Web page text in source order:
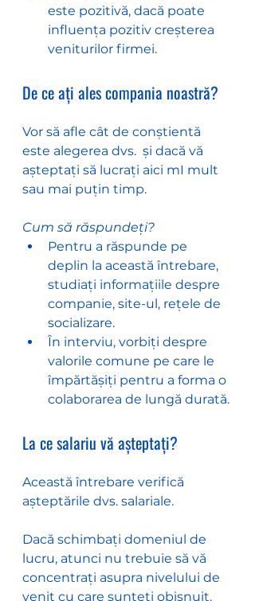
este pozitivă, dacă poate
influența pozitiv creșterea
veniturilor firmei.
De ce ați ales compania noastră?
Vor să afle cât de conștientă
este alegerea dvs.  și dacă vă
așteptați să lucrați aici mI mult
sau mai puțin timp.
Cum să răspundeți?
Pentru a răspunde pe
deplin la această întrebare,
studiați informațiile despre
companie, site-ul, rețele de
socializare.
În interviu, vorbiți despre
valorile comune pe care le
împărtășiți pentru a forma o
colaborarea de lungă durată.
La ce salariu vă așteptați?
Această întrebare verifică
așteptările dvs. salariale.
Dacă schimbați domeniul de
lucru, atunci nu trebuie să vă
concentrați asupra nivelului de
venit cu care sunteți obișnuit.